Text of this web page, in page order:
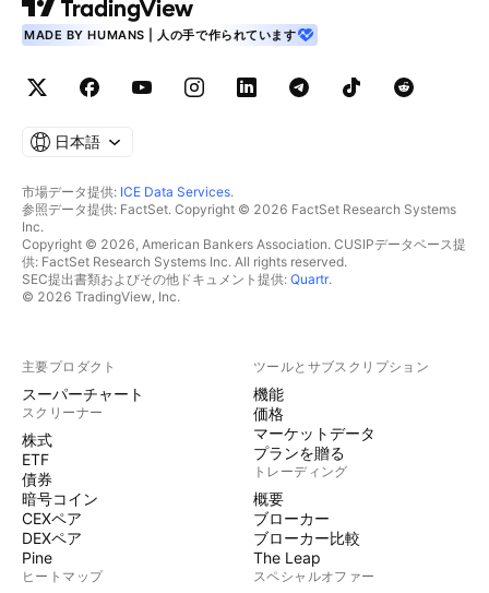
MADE BY HUMANS | 人の手で作られています
日本語
市場データ提供: ICE Data Services.
参照データ提供: FactSet. Copyright © 2026 FactSet Research Systems
Inc.
Copyright © 2026, American Bankers Association. CUSIPデータベース提
供: FactSet Research Systems Inc. All rights reserved.
SEC提出書類およびその他ドキュメント提供: Quartr.
© 2026 TradingView, Inc.
主要プロダクト
スーパーチャート
スクリーナー
株式
ETF
債券
暗号コイン
CEXペア
DEXペア
Pine
ヒートマップ
ツールとサブスクリプション
機能
価格
マーケットデータ
プランを贈る
トレーディング
概要
ブローカー
ブローカー比較
The Leap
スペシャルオファー